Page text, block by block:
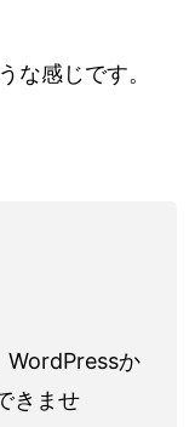
な感じです。
WordPressか
きませ